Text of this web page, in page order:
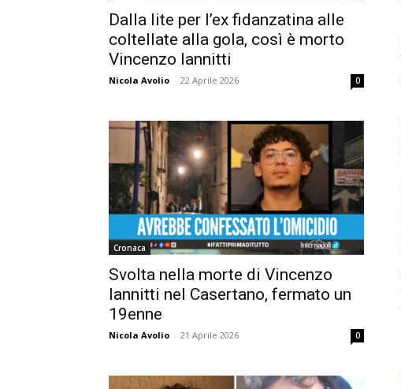
Dalla lite per l’ex fidanzatina alle
coltellate alla gola, così è morto
Vincenzo Iannitti
Nicola Avolio - 22 Aprile 2026 0
Cronaca
Svolta nella morte di Vincenzo
Iannitti nel Casertano, fermato un
19enne
Nicola Avolio - 21 Aprile 2026 0